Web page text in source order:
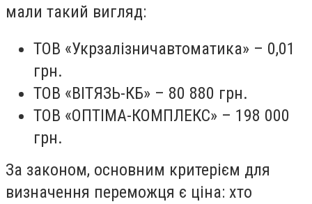
мали такий вигляд:
ТОВ «Укрзалізничавтоматика» – 0,01
грн.
ТОВ «ВІТЯЗЬ-КБ» – 80 880 грн.
ТОВ «ОПТІМА-КОМПЛЕКС» – 198 000
грн.
За законом, основним критерієм для
визначення переможця є ціна: хто